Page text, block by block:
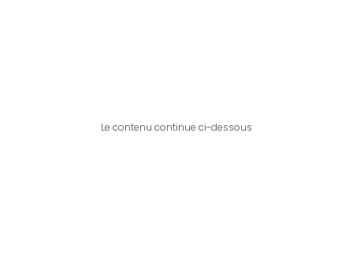
Le contenu continue ci-dessous